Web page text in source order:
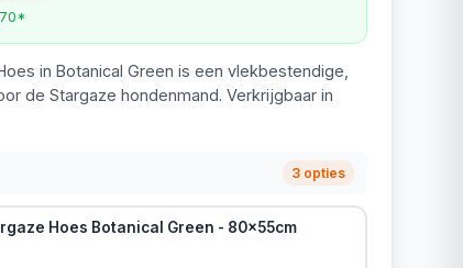
in Botanical Green is een vlekbestendige,
de Stargaze hondenmand. Verkrijgbaar in
3 opties
Hoes Botanical Green - 80x55cm